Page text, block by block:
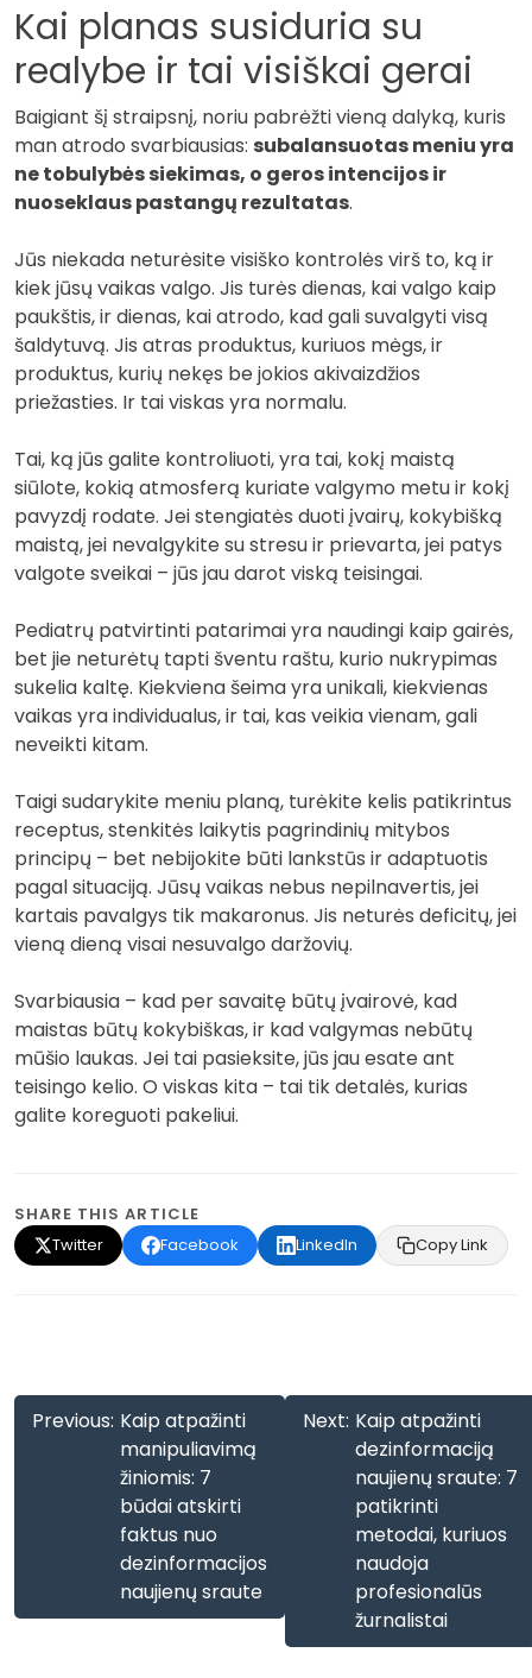
Kai planas susiduria su
realybe ir tai visiškai gerai
Baigiant šį straipsnį, noriu pabrėžti vieną dalyką, kuris
man atrodo svarbiausias: subalansuotas meniu yra
ne tobulybės siekimas, o geros intencijos ir
nuoseklaus pastangų rezultatas.
Jūs niekada neturėsite visiško kontrolės virš to, ką ir
kiek jūsų vaikas valgo. Jis turės dienas, kai valgo kaip
paukštis, ir dienas, kai atrodo, kad gali suvalgyti visą
šaldytuvą. Jis atras produktus, kuriuos mėgs, ir
produktus, kurių nekęs be jokios akivaizdžios
priežasties. Ir tai viskas yra normalu.
Tai, ką jūs galite kontroliuoti, yra tai, kokį maistą
siūlote, kokią atmosferą kuriate valgymo metu ir kokį
pavyzdį rodate. Jei stengiatės duoti įvairų, kokybišką
maistą, jei nevalgykite su stresu ir prievarta, jei patys
valgote sveikai – jūs jau darot viską teisingai.
Pediatrų patvirtinti patarimai yra naudingi kaip gairės,
bet jie neturėtų tapti šventu raštu, kurio nukrypimas
sukelia kaltę. Kiekviena šeima yra unikali, kiekvienas
vaikas yra individualus, ir tai, kas veikia vienam, gali
neveikti kitam.
Taigi sudarykite meniu planą, turėkite kelis patikrintus
receptus, stenkitės laikytis pagrindinių mitybos
principų – bet nebijokite būti lankstūs ir adaptuotis
pagal situaciją. Jūsų vaikas nebus nepilnavertis, jei
kartais pavalgys tik makaronus. Jis neturės deficitų, jei
vieną dieną visai nesuvalgo daržovių.
Svarbiausia – kad per savaitę būtų įvairovė, kad
maistas būtų kokybiškas, ir kad valgymas nebūtų
mūšio laukas. Jei tai pasieksite, jūs jau esate ant
teisingo kelio. O viskas kita – tai tik detalės, kurias
galite koreguoti pakeliui.
SHARE THIS ARTICLE
Twitter
Facebook LinkedIn Copy Link
Navigacija
Previous: Kaip atpažinti
manipuliavimą
žiniomis: 7
būdai atskirti
faktus nuo
dezinformacijos
naujienų sraute
Next: Kaip atpažinti
dezinformaciją
naujienų sraute: 7
patikrinti
metodai, kuriuos
naudoja
profesionalūs
žurnalistai